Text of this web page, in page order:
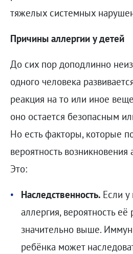
тяжелых системных
Причины аллергии у детей
До сих пор доподлинно
одного человека
реакция на то или иное
оно остается безопасным
Но есть факторы, которые
вероятность возникновения
Это:
Наследственность. Если
аллергия, вероятность
значительно выше.
ребёнка может